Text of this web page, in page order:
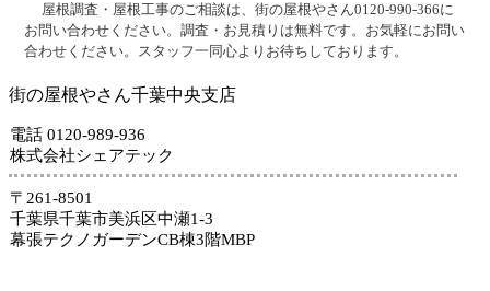
屋根調査・屋根工事のご相談は、街の屋根やさん0120-990-366に
お問い合わせください。調査・お見積りは無料です。お気軽にお問い
合わせください。スタッフ一同心よりお待ちしております。
街の屋根やさん千葉中央支店
電話 0120-989-936
株式会社シェアテック
〒261-8501
千葉県千葉市美浜区中瀬1-3
幕張テクノガーデンCB棟3階MBP